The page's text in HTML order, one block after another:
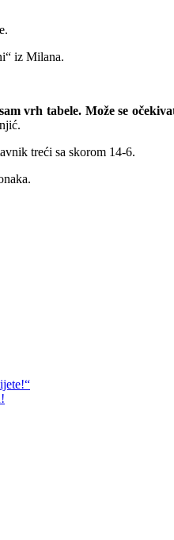
iz Milana.
vrh tabele. Može se
treći sa skorom 14-6.